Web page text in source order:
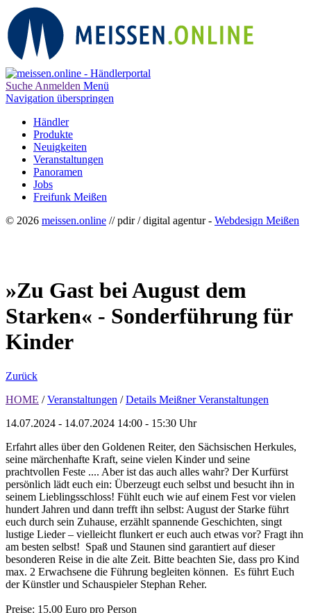
Suche Anmelden Menü
Navigation überspringen
Händler
Produkte
Neuigkeiten
Veranstaltungen
Panoramen
Jobs
Freifunk Meißen
© 2026 meissen.online // pdir / digital agentur - Webdesign Meißen
»Zu Gast bei August dem
Starken« - Sonderführung für
Kinder
Zurück
HOME / Veranstaltungen / Details Meißner Veranstaltungen
14.07.2024 - 14.07.2024 14:00 - 15:30 Uhr
Erfahrt alles über den Goldenen Reiter, den Sächsischen Herkules,
seine märchenhafte Kraft, seine vielen Kinder und seine
prachtvollen Feste .... Aber ist das auch alles wahr? Der Kurfürst
persönlich lädt euch ein: Überzeugt euch selbst und besucht ihn in
seinem Lieblingsschloss! Fühlt euch wie auf einem Fest vor vielen
hundert Jahren und dann trefft ihn selbst: August der Starke führt
euch durch sein Zuhause, erzählt spannende Geschichten, singt
lustige Lieder – vielleicht flunkert er euch auch etwas vor? Fragt ihn
am besten selbst! Spaß und Staunen sind garantiert auf dieser
besonderen Reise in die alte Zeit. Bitte beachten Sie, dass pro Kind
max. 2 Erwachsene die Führung begleiten können. Es führt Euch
der Künstler und Schauspieler Stephan Reher.
Preise: 15,00 Euro pro Person